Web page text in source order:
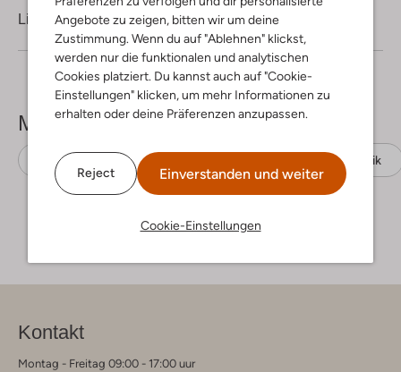
Angebote zu zeigen, bitten wir um deine
Zustimmung. Wenn du auf "Ablehnen" klickst,
werden nur die funktionalen und analytischen
Cookies platziert. Du kannst auch auf "Cookie-
Einstellungen" klicken, um mehr Informationen zu
erhalten oder deine Präferenzen anzupassen.
Reject Einverstanden und weiter
Cookie-Einstellungen
Lieferung & Rückgabe
Mehr sehen
Flache Sandalen Wildleder-Optik
Kontakt
Montag - Freitag 09:00 - 17:00 uur